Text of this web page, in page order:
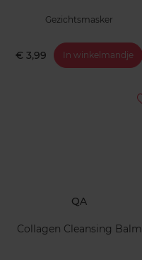
Gezichtsmasker
€ 3,99 In winkelmandje
QA
Collagen Cleansing Balm